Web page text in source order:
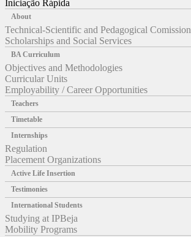
Iniciação Rápida
About
Technical-Scientific and Pedagogical Comission
Scholarships and Social Services
BA Curriculum
Objectives and Methodologies
Curricular Units
Employability / Career Opportunities
Teachers
Timetable
Internships
Regulation
Placement Organizations
Active Life Insertion
Testimonies
International Students
Studying at IPBeja
Mobility Programs